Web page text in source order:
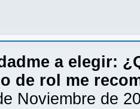
a elegir:
de rol me
Noviembre de